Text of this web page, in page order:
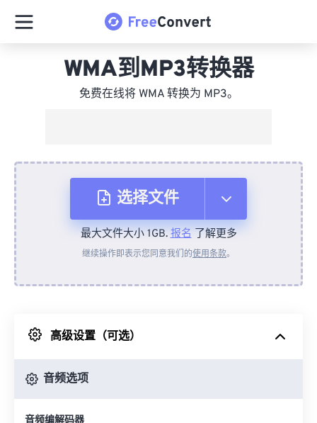
WMA到MP3转换器
免费在线将 WMA 转换为 MP3。
选择文件
从设备
来自 Google Drive
最大文件大小 1GB.报名了解更多
继续操作即表示您同意我们的使用条款。
高级设置（可选）
音频选项
音频编解码器